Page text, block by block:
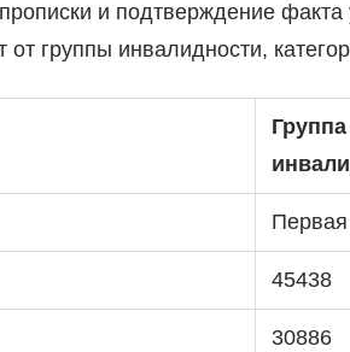
и подтверждение
группы инвалидности,
Группа
Первая
45438
30886